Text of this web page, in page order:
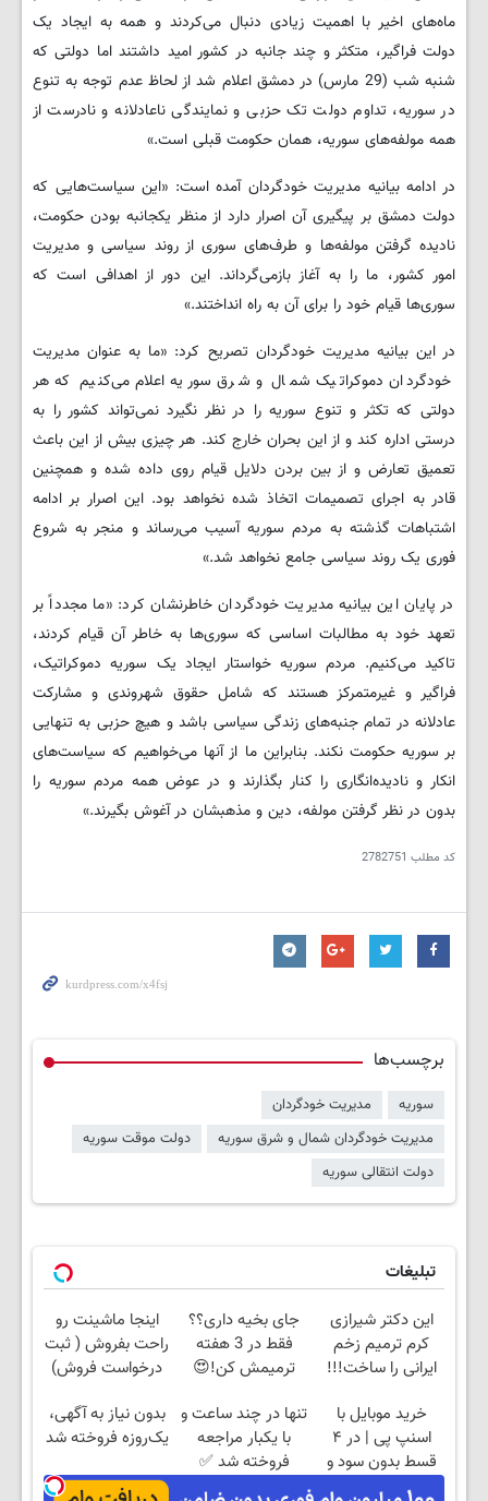
ماه‌های اخیر با اهمیت زیادی دنبال می‌کردند و همه به ایجاد یک
دولت فراگیر، متکثر و چند جانبه در کشور امید داشتند اما دولتی که
شنبه شب (29 مارس) در دمشق اعلام شد از لحاظ عدم توجه به تنوع
در سوریه، تداوم دولت تک حزبی و نمایندگی ناعادلانه و نادرست از
همه مولفه‌های سوریه، همان حکومت قبلی است.»
در ادامه بیانیه مدیریت خودگردان آمده است: «این سیاست‌هایی که
دولت دمشق بر پیگیری آن اصرار دارد از منظر یکجانبه بودن حکومت،
نادیده گرفتن مولفه‌ها و طرف‌های سوری از روند سیاسی و مدیریت
امور کشور، ما را به آغاز بازمی‌گرداند. این دور از اهدافی است که
سوری‌ها قیام خود را برای آن به راه انداختند.»
در این بیانیه مدیریت خودگردان تصریح کرد: «ما به عنوان مدیریت
خودگردان دموکراتیک شمال و شرق سوریه اعلام می‌کنیم که هر
دولتی که تکثر و تنوع سوریه را در نظر نگیرد نمی‌تواند کشور را به
درستی اداره کند و از این بحران خارج کند. هر چیزی بیش از این باعث
تعمیق تعارض و از بین بردن دلایل قیام روی داده شده و همچنین
قادر به اجرای تصمیمات اتخاذ شده نخواهد بود. این اصرار بر ادامه
اشتباهات گذشته به مردم سوریه آسیب می‌رساند و منجر به شروع
فوری یک روند سیاسی جامع نخواهد شد.»
در پایان این بیانیه مدیریت خودگردان خاطرنشان کرد: «ما مجدداً بر
تعهد خود به مطالبات اساسی که سوری‌ها به خاطر آن قیام کردند،
تاکید می‌کنیم. مردم سوریه خواستار ایجاد یک سوریه دموکراتیک،
فراگیر و غیرمتمرکز هستند که شامل حقوق شهروندی و مشارکت
عادلانه در تمام جنبه‌های زندگی سیاسی باشد و هیچ حزبی به تنهایی
بر سوریه حکومت نکند. بنابراین ما از آنها می‌خواهیم که سیاست‌های
انکار و نادیده‌انگاری را کنار بگذارند و در عوض همه مردم سوریه را
بدون در نظر گرفتن مولفه، دین و مذهبشان در آغوش بگیرند.»
کد مطلب 2782751
برچسب‌ها
سوریه
مدیریت خودگردان
مدیریت خودگردان شمال و شرق سوریه
دولت موقت سوریه
دولت انتقالی سوریه
تبلیغات
این دکتر شیرازی
کرم ترمیم زخم
ایرانی را ساخت!!!
جای بخیه داری؟؟
فقط در 3 هفته
ترمیمش کن!😍
اینجا ماشینت رو
راحت بفروش ( ثبت
درخواست فروش)
خرید موبایل با
اسنپ پی | در ۴
قسط بدون سود و
کارمزد!
تنها در چند ساعت و
با یکبار مراجعه
فروخته شد ✅
بدون نیاز به آگهی،
یک‌روزه فروخته شد